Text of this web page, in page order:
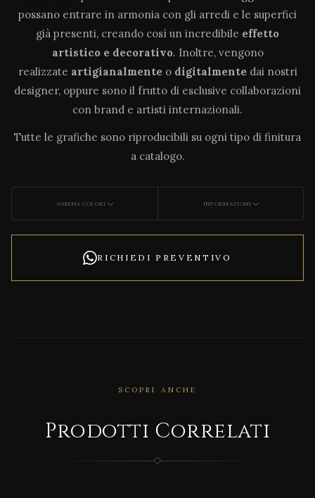
possano entrare in armonia con gli arredi e le superfici
già presenti, creando così un incredibile effetto
artistico e decorativo. Inoltre, vengono
realizzate artigianalmenteo digitalmentedai nostri
designer, oppure sono il frutto di esclusive collaborazioni
con brand e artisti internazionali.
Tutte le grafiche sono riproducibili su ogni tipo di finitura
a catalogo.
GAMMA COLORI INFORMAZIONI
RICHIEDI PREVENTIVO
SCOPRI ANCHE
Prodotti Correlati
AKOY